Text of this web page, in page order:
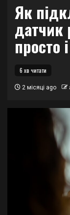
Як
датчик
просто
6 хв читати
2 місяці ago